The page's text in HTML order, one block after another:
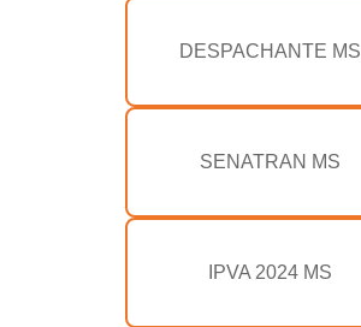
DESPACHANTE MS
SENATRAN MS
IPVA 2024 MS